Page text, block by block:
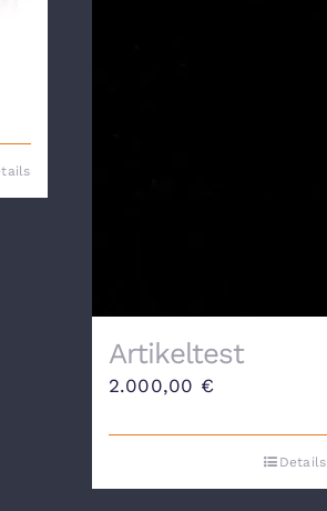
Artikeltest
2.000,00 €
Details